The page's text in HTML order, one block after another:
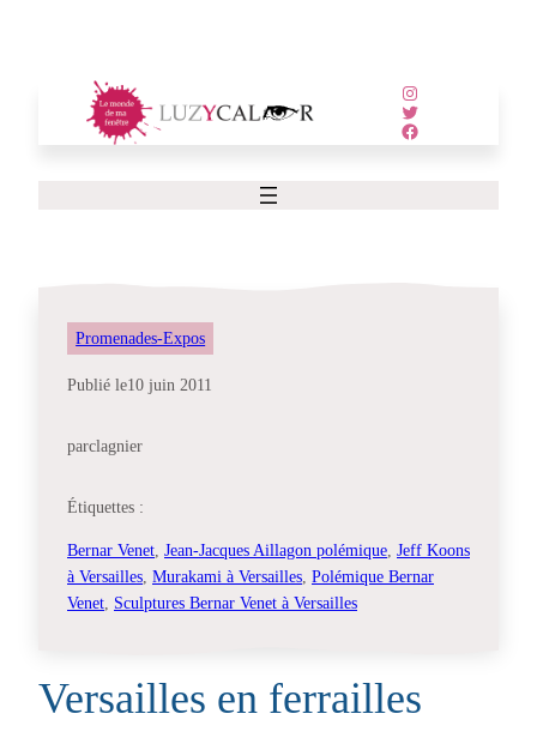
Instagram
Twitter
Facebook
Promenades-Expos
Publié le10 juin 2011
parclagnier
Étiquettes :
Bernar Venet Jean-Jacques Aillagon polémique Jeff Koons
à Versailles Murakami à Versailles Polémique Bernar
Venet Sculptures Bernar Venet à Versailles
Versailles en ferrailles